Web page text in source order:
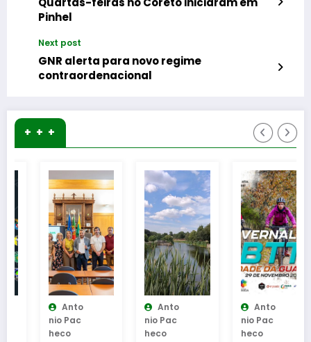
Pinhel
Next post
GNR alerta para novo regime
contraordenacional
+ + +
Anto
Nio Pac
Anto
Nio Pac
Heco
Anto
Nio Pac